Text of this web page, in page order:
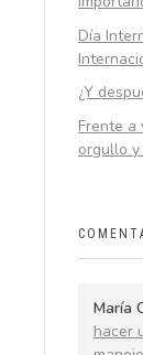
Día
¿Y
Frente a
orgullo
María
hacer